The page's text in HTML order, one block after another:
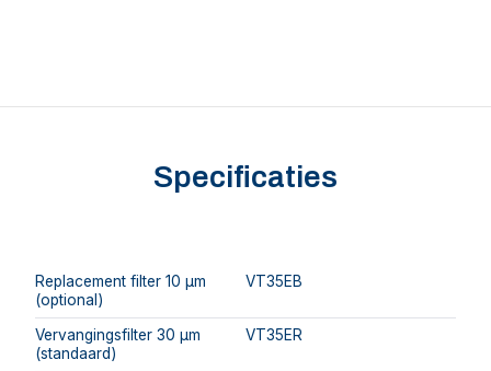
Specificaties
Replacement filter 10 μm
(optional)
VT35EB
Vervangingsfilter 30 μm
(standaard)
VT35ER